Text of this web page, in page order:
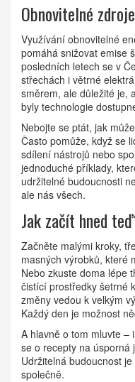
Obnovitelné
Využívání obnovitelné
pomáhá snižovat emise
posledních letech se v
střechách i větrné
směrem, ale důležité je,
byly technologie
Nebojte se ptát, jak
Často pomůže, když se
sdílení nástrojů nebo
jednoduché příklady,
udržitelné budoucnosti
ale nás všech.
Jak začít hned
Začněte malými kroky,
masných výrobků, které
Nebo zkuste doma lépe
čistící prostředky šetrné
změny vedou k velkým
Každý den je možnost
A hlavně o tom mluvte –
se o recepty na úsporná
Udržitelná budoucnost
společně.